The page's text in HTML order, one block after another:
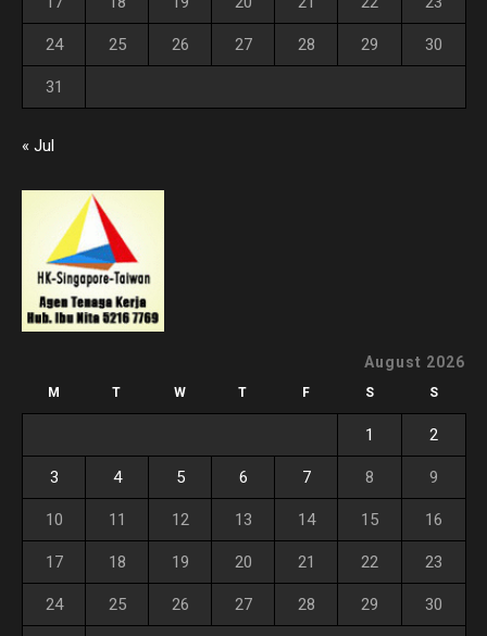
24 25 26 27 28 29 30
31
« Jul
August 2026
M T W T F S S
1 2
3 4 5 6 7 8 9
10 11 12 13 14 15 16
17 18 19 20 21 22 23
24 25 26 27 28 29 30